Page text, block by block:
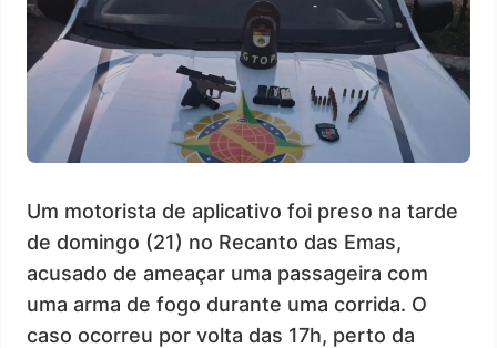
Um motorista de aplicativo foi preso na tarde
de domingo (21) no Recanto das Emas,
acusado de ameaçar uma passageira com
uma arma de fogo durante uma corrida. O
caso ocorreu por volta das 17h, perto da